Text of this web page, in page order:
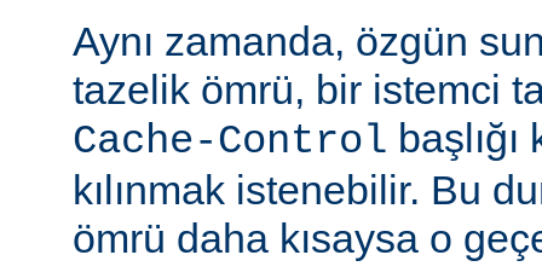
Aynı zamanda, özgün
tazelik ömrü, bir istemci
Cache-Control
kılınmak istenebilir. Bu
ömrü daha kısaysa o